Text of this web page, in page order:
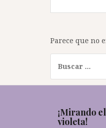
Parece que no
¡Mirando
violeta!